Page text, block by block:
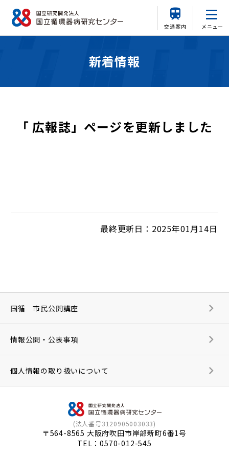
交通案内 メニュー
新着情報
「 広報誌」ページを更新しました
最終更新日：2025年01月14日
(法人番号3120905003033)
〒564-8565 大阪府吹田市岸部新町6番1号
TEL：0570-012-545
国循 市民公開講座
情報公開・公表事項
個人情報の取り扱いについて